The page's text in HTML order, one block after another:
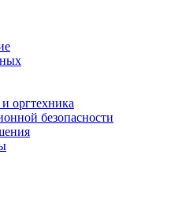
оргтехника
безопасности